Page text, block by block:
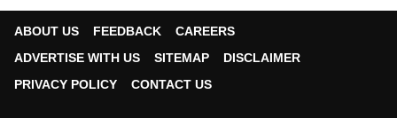
ABOUT US FEEDBACK
CAREERS
ADVERTISE WITH US
SITEMAP
DISCLAIMER
PRIVACY POLICY
CONTACT US